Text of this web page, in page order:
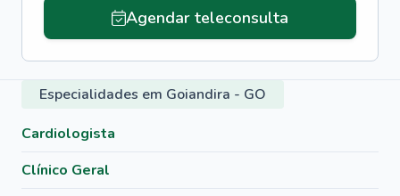
Agendar teleconsulta
Especialidades em Goiandira - GO
Cardiologista
Clínico Geral